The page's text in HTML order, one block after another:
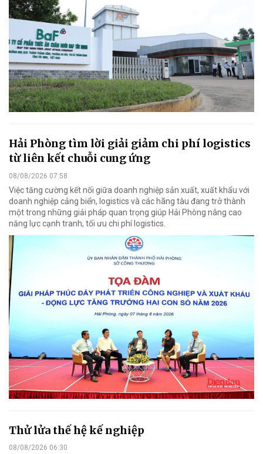
Hải Phòng tìm lời giải giảm chi phí logistics
từ liên kết chuỗi cung ứng
08/08/2026 07:58
Việc tăng cường kết nối giữa doanh nghiệp sản xuất, xuất khẩu với
doanh nghiệp cảng biển, logistics và các hãng tàu đang trở thành
một trong những giải pháp quan trọng giúp Hải Phòng nâng cao
năng lực cạnh tranh, tối ưu chi phí logistics.
Thử lửa thế hệ kế nghiệp
08/08/2026 06:30